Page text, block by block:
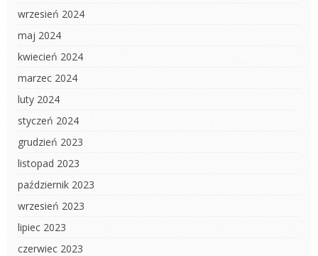
wrzesień 2024
maj 2024
kwiecień 2024
marzec 2024
luty 2024
styczeń 2024
grudzień 2023
listopad 2023
październik 2023
wrzesień 2023
lipiec 2023
czerwiec 2023